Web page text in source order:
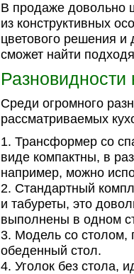
В продаже довольно
из конструктивных
цветового решения и
сможет найти
Разновидности
Среди огромного
рассматриваемых
Трансформер со
виде компактны, в
например, можно
Стандартный
и табуреты, это
выполнены в одном
Модель со столом,
обеденный стол.
Уголок без стола,